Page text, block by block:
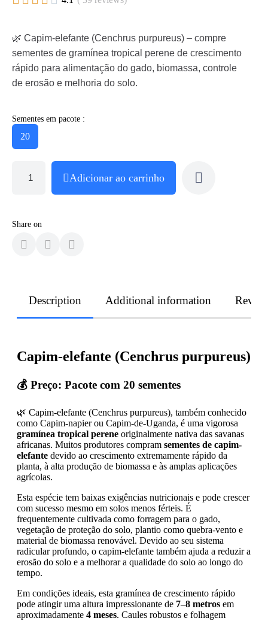
🌿 Capim-elefante (Cenchrus purpureus) – compre
sementes de gramínea tropical perene de crescimento
rápido para alimentação do gado, biomassa, controle
de erosão e melhoria do solo.
Sementes em pacote :
20
Adicionar ao carrinho
Share on
Description Additional information
Capim-elefante (Cenchrus purpureus)
💰 Preço: Pacote com 20 sementes
🌿 Capim-elefante (Cenchrus purpureus), também conhecido
como Capim-napier ou Capim-de-Uganda, é uma vigorosa
gramínea tropical perene originalmente nativa das savanas
africanas. Muitos produtores compram sementes de capim-
elefante devido ao crescimento extremamente rápido da
planta, à alta produção de biomassa e às amplas aplicações
agrícolas.
Esta espécie tem baixas exigências nutricionais e pode crescer
com sucesso mesmo em solos menos férteis. É
frequentemente cultivada como forragem para o gado,
vegetação de proteção do solo, plantio como quebra-vento e
material de biomassa renovável. Devido ao seu sistema
radicular profundo, o capim-elefante também ajuda a reduzir a
erosão do solo e a melhorar a qualidade do solo ao longo do
tempo.
Em condições ideais, esta gramínea de crescimento rápido
pode atingir uma altura impressionante de 7–8 metros em
aproximadamente 4 meses. Caules robustos e folhagem